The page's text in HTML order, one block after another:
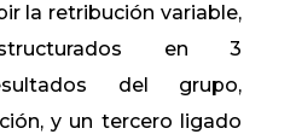
la retribución variable,
en 3
del grupo,
y un tercero ligado